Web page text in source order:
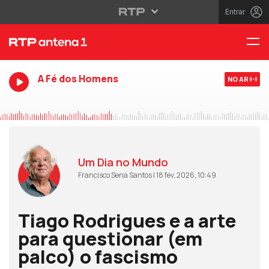
Entrar
A Fé dos Homens NO AR
Um Dia no Mundo
Francisco Sena Santos | 18 fev, 2026, 10:49
Tiago Rodrigues e a arte
para questionar (em
palco) o fascismo